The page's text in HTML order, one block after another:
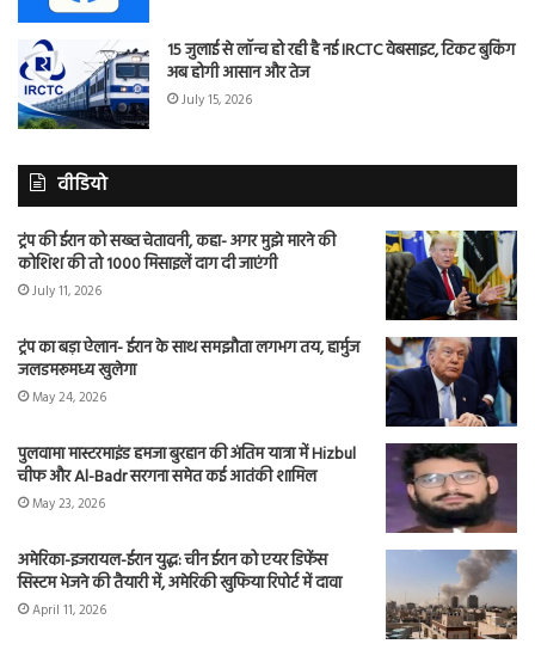
15 जुलाई से लॉन्च हो रही है नई IRCTC वेबसाइट, टिकट बुकिंग
अब होगी आसान और तेज
July 15, 2026
वीडियो
ट्रंप की ईरान को सख्त चेतावनी, कहा- अगर मुझे मारने की
कोशिश की तो 1000 मिसाइलें दाग दी जाएंगी
July 11, 2026
ट्रंप का बड़ा ऐलान- ईरान के साथ समझौता लगभग तय, हार्मुज
जलडमरूमध्य खुलेगा
May 24, 2026
पुलवामा मास्टरमाइंड हमजा बुरहान की अंतिम यात्रा में Hizbul
चीफ और Al-Badr सरगना समेत कई आतंकी शामिल
May 23, 2026
अमेरिका-इजरायल-ईरान युद्ध: चीन ईरान को एयर डिफेंस
सिस्टम भेजने की तैयारी में, अमेरिकी खुफिया रिपोर्ट में दावा
April 11, 2026